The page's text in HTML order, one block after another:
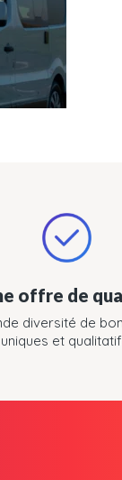
offre de
diversité de
uniques et